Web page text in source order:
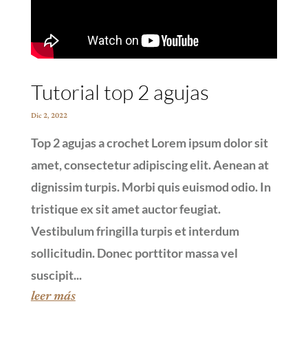
Tutorial top 2 agujas
Dic 2, 2022
Top 2 agujas a crochet Lorem ipsum dolor sit
amet, consectetur adipiscing elit. Aenean at
dignissim turpis. Morbi quis euismod odio. In
tristique ex sit amet auctor feugiat.
Vestibulum fringilla turpis et interdum
sollicitudin. Donec porttitor massa vel
suscipit...
leer más